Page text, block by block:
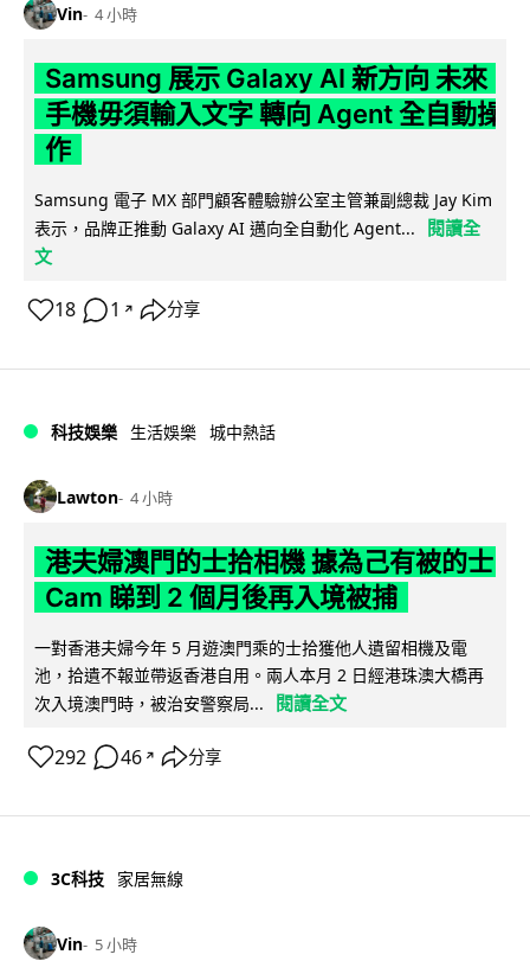
Vin 4 小時
Samsung 展示 Galaxy AI 新方向 未來
手機毋須輸入文字 轉向 Agent 全自動操
作
Samsung 電子 MX 部門顧客體驗辦公室主管兼副總裁 Jay Kim
表示，品牌正推動 Galaxy AI 邁向全自動化 Agent...
閱讀全
文
18 1 ↗ 分享
科技娛樂 生活娛樂 城中熱話
Lawton 4 小時
港夫婦澳門的士拾相機 據為己有被的士
Cam 睇到 2 個月後再入境被捕
一對香港夫婦今年 5 月遊澳門乘的士拾獲他人遺留相機及電
池，拾遺不報並帶返香港自用。兩人本月 2 日經港珠澳大橋再
次入境澳門時，被治安警察局...
閱讀全文
292 46 ↗ 分享
3C科技 家居無線
Vin 5 小時